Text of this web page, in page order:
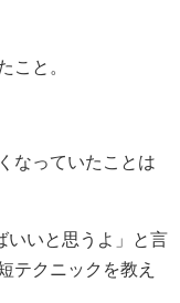
こと。
なっていたことは
いいと思うよ」と言
テクニックを教え